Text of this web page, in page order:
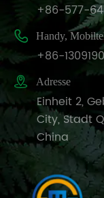
+86-577-
 Handy,
+86-
 Adresse
Einheit 2,
City, Stadt
China